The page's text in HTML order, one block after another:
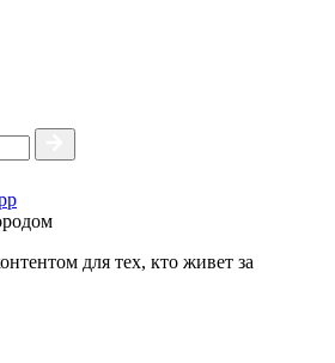
для тех, кто живет за